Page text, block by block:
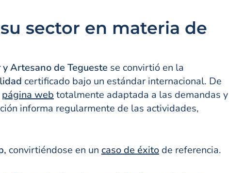
sector en materia de
Artesano de Tegueste se convirtió en la
certificado bajo un estándar internacional. De
página web totalmente adaptada a las demandas y
informa regularmente de las actividades,
convirtiéndose en un caso de éxito de referencia.